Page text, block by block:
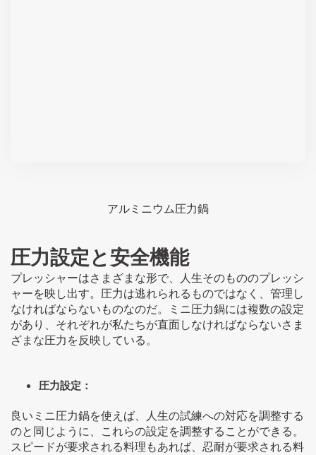
アルミニウム圧力鍋
圧力設定と安全機能
プレッシャーはさまざまな形で、人生そのもののプレッシ
ャーを映し出す。圧力は逃れられるものではなく、管理し
なければならないものなのだ。ミニ圧力鍋には複数の設定
があり、それぞれが私たちが直面しなければならないさま
ざまな圧力を反映している。
圧力設定：
良いミニ圧力鍋を使えば、人生の試練への対応を調整する
のと同じように、これらの設定を調整することができる。
スピードが要求される料理もあれば、忍耐が要求される料